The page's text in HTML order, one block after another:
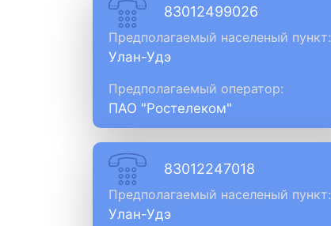
83012499026
Предполагаемый населеный пункт:
Улан-Удэ
Предполагаемый оператор:
ПАО "Ростелеком"
83012247018
Предполагаемый населеный пункт:
Улан-Удэ